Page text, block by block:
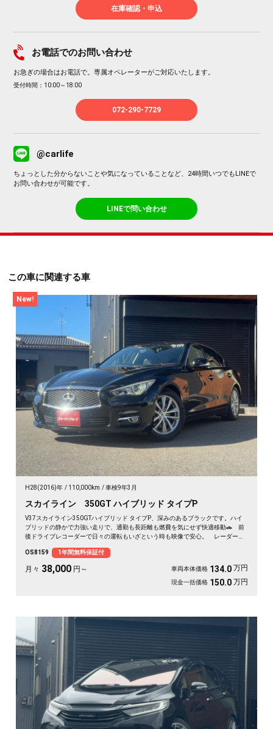
在庫確認・申込
お電話でのお問い合わせ
お急ぎの場合はお電話で。専属オペレーターがご対応いたします。
受付時間：10:00～18:00
072-290-7729
@carlife
ちょっとした分からないことや気になっていることなど、24時間いつでもLINEで
お問い合わせが可能です。
LINEで問い合わせ
この車に関連する車
New!
H28(2016)年 110,000km 車検9年3月
スカイライン 350GT ハイブリッド タイプP
V37スカイライン350GTハイブリッド タイプP、深みのあるブラックです。ハイ
ブリッドの静かで力強い走りで、通勤も長距離も燃費を気にせず快適移動🚗 前
後ドライブレコーダーで日々の運転もいざという時も映像で安心。 レーダーク
と停められます。 仕事帰りにふらっと遠出したくなる、そんな相棒です✨ 高
級セダンがお値打ち、《1年保証付》で気持ちよく乗り出せます💫👍
OS8159 1年間無料保証付
月々 38,000 円～ 車両本体価格 134.0 万円
現金一括価格 150.0 万円